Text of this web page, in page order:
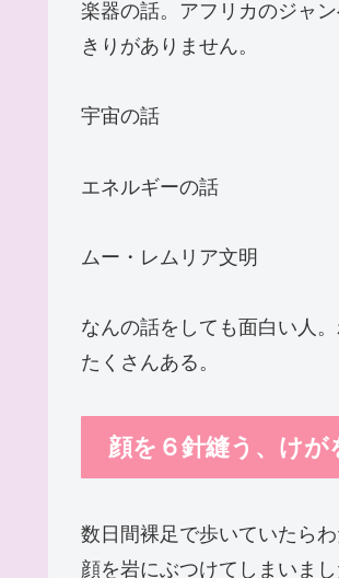
楽器の話。アフリカのジャ
きりがありません。
宇宙の話
エネルギーの話
ムー・レムリア文明
なんの話をしても面白い人
たくさんある。
顔を６針縫う、け
数日間裸足で歩いていたら
顔を岩にぶつけてしまいま